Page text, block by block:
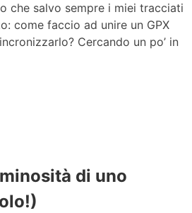
che salvo sempre i miei tracciati
come faccio ad unire un GPX
Cercando un po’ in
di uno